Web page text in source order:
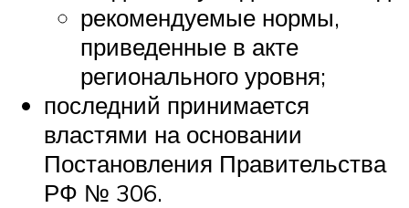
рекомендуемые нормы,
приведенные в акте
регионального уровня;
последний принимается
властями на основании
Постановления Правительства
РФ № 306.